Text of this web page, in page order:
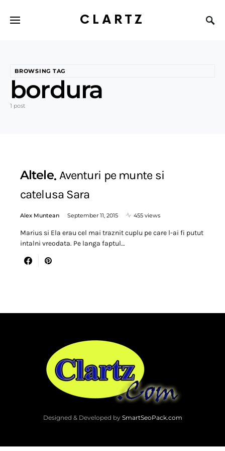
CLARTZ
BROWSING TAG
bordura
1 post
Altele Aventuri pe munte si
catelusa Sara
Alex Muntean September 11, 2015 455 views
Marius si Ela erau cel mai traznit cuplu pe care l-ai fi putut
intalni vreodata. Pe langa faptul…
Designed & Developed by SmartSeoPack.com